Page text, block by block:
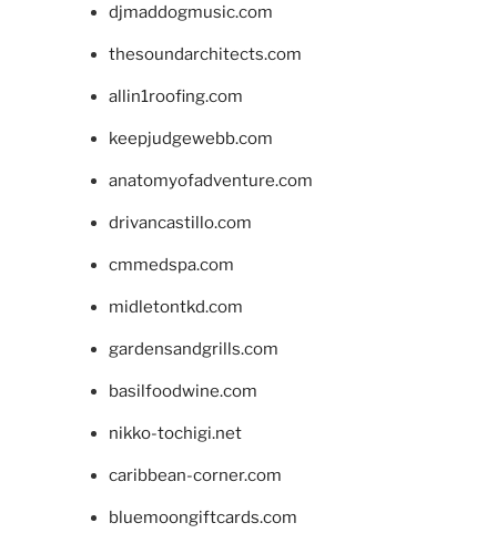
djmaddogmusic.com
thesoundarchitects.com
allin1roofing.com
keepjudgewebb.com
anatomyofadventure.com
drivancastillo.com
cmmedspa.com
midletontkd.com
gardensandgrills.com
basilfoodwine.com
nikko-tochigi.net
caribbean-corner.com
bluemoongiftcards.com